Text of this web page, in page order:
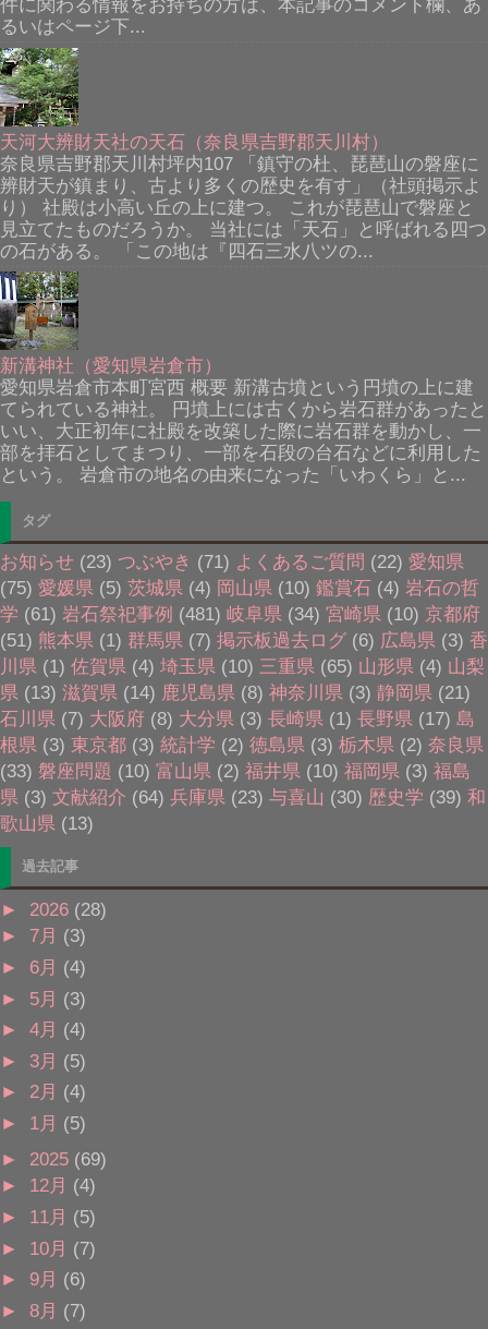
るいはページ下...
天河大辨財天社の天石（奈良県吉野郡天川村）
奈良県吉野郡天川村坪内107 「鎮守の杜、琵琶山の磐座に
辨財天が鎮まり、古より多くの歴史を有す」（社頭掲示よ
り） 社殿は小高い丘の上に建つ。 これが琵琶山で磐座と
見立てたものだろうか。 当社には「天石」と呼ばれる四つ
の石がある。 「この地は『四石三水八ツの...
新溝神社（愛知県岩倉市）
愛知県岩倉市本町宮西 概要 新溝古墳という円墳の上に建
てられている神社。 円墳上には古くから岩石群があったと
いい、大正初年に社殿を改築した際に岩石群を動かし、一
部を拝石としてまつり、一部を石段の台石などに利用した
という。 岩倉市の地名の由来になった「いわくら」と...
タグ
お知らせ (23) つぶやき (71) よくあるご質問 (22) 愛知県
(75) 愛媛県 (5) 茨城県 (4) 岡山県 (10) 鑑賞石 (4) 岩石の哲
学 (61) 岩石祭祀事例 (481) 岐阜県 (34) 宮崎県 (10) 京都府
(51) 熊本県 (1) 群馬県 (7) 掲示板過去ログ (6) 広島県 (3) 香
川県 (1) 佐賀県 (4) 埼玉県 (10) 三重県 (65) 山形県 (4) 山梨
県 (13) 滋賀県 (14) 鹿児島県 (8) 神奈川県 (3) 静岡県 (21)
石川県 (7) 大阪府 (8) 大分県 (3) 長崎県 (1) 長野県 (17) 島
根県 (3) 東京都 (3) 統計学 (2) 徳島県 (3) 栃木県 (2) 奈良県
(33) 磐座問題 (10) 富山県 (2) 福井県 (10) 福岡県 (3) 福島
県 (3) 文献紹介 (64) 兵庫県 (23) 与喜山 (30) 歴史学 (39) 和
歌山県 (13)
過去記事
► 2026 (28)
► 7月 (3)
► 6月 (4)
► 5月 (3)
► 4月 (4)
► 3月 (5)
► 2月 (4)
► 1月 (5)
► 2025 (69)
► 12月 (4)
► 11月 (5)
► 10月 (7)
► 9月 (6)
► 8月 (7)